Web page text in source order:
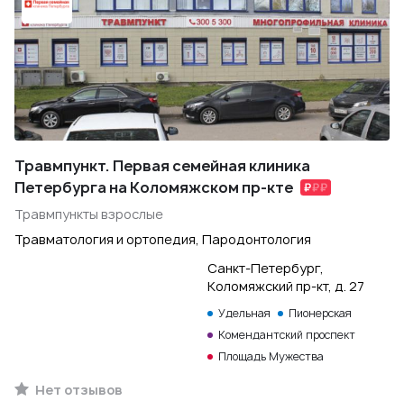
Травмпункт. Первая семейная клиника
Петербурга на Коломяжском пр-кте
Травмпункты взрослые
Травматология и ортопедия, Пародонтология
Санкт-Петербург,
Коломяжский пр-кт, д. 27
Удельная
Пионерская
Комендантский проспект
Площадь Мужества
Нет отзывов